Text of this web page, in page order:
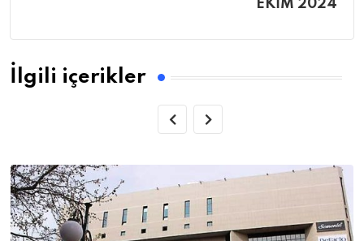
EKİM 2024
İlgili içerikler